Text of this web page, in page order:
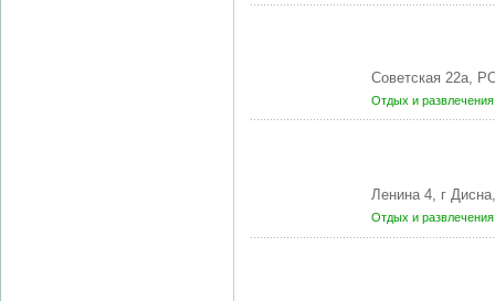
Советская 22а,
Отдых и
Ленина 4, г
Отдых и